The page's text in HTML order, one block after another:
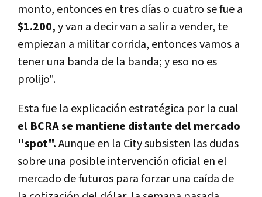
monto, entonces en tres días o cuatro se fue a
$1.200,y van a decir van a salir a vender, te
empiezan a militar corrida, entonces vamos a
tener una banda de la banda; y eso no es
prolijo".
Esta fue la explicación estratégica por la cual
el BCRA se mantiene distante del mercado
"spot".Aunque en la City subsisten las dudas
sobre una posible intervención oficial en el
mercado de futuros para forzar una caída de